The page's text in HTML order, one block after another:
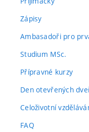
Zápisy
Ambasadoři pro
Studium MSc.
Přípravné kurzy
Den otevřených
Celoživotní
FAQ